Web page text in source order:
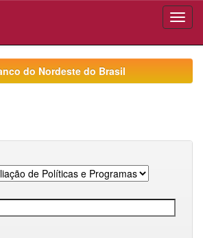
do Nordeste do Brasil